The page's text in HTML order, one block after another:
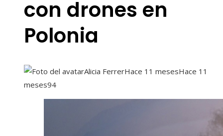
con drones en
Polonia
Alicia FerrerHace 11 mesesHace 11
meses94